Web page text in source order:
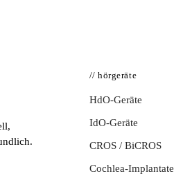
// hörgeräte
HdO-Geräte
IdO-Geräte
CROS / BiCROS
Cochlea-Implantate